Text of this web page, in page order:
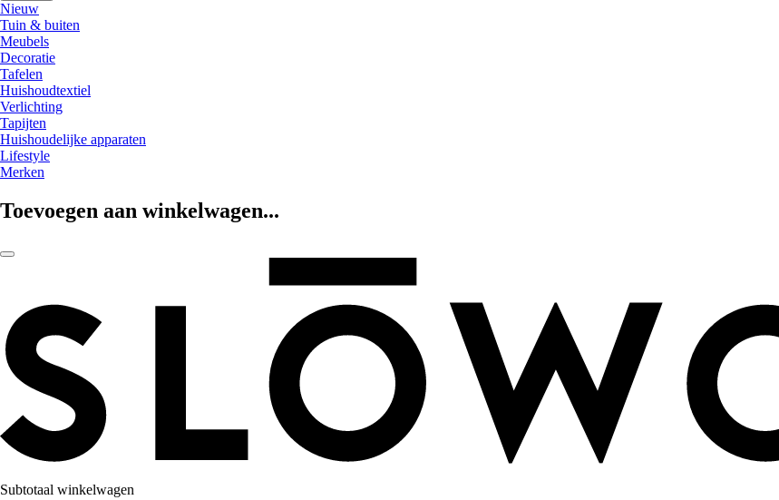
Nieuw
Tuin & buiten
Meubels
Decoratie
Tafelen
Huishoudtextiel
Verlichting
Tapijten
Huishoudelijke apparaten
Lifestyle
Merken
Toevoegen aan winkelwagen...
Subtotaal winkelwagen